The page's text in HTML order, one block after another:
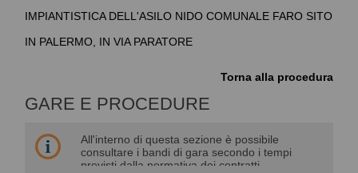
IMPIANTISTICA DELL'ASILO NIDO COMUNALE FARO SITO
IN PALERMO, IN VIA PARATORE
Torna alla procedura
GARE E PROCEDURE
All'interno di questa sezione è possibile
consultare i bandi di gara secondo i tempi
previsti dalla normativa dei contratti.